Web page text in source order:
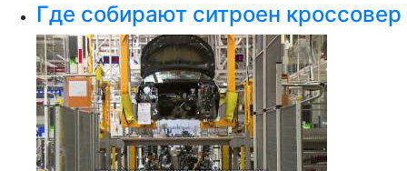
Где собирают ситроен кроссовер